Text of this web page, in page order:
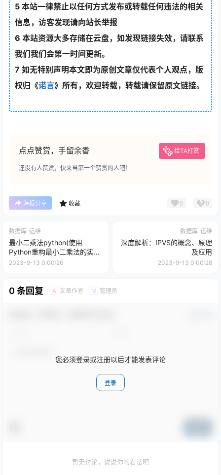
5本站一律禁止以任何方式发布或转载任何违法的相关
信息，访客发现请向站长举报
6 本站资源大多存储在云盘，如发现链接失效，请联系
我们我们会第一时间更新。
7 如无特别声明本文即为原创文章仅代表个人观点，版
权归《诺言》所有，欢迎转载，转载请保留原文链接。
点点赞赏，手留余香 给TA打赏
还没有人赞赏，快来当第一个赞赏的人吧！
海报分享 收藏 0 0
数据库 运维
最小二乘法python(使用
Python重构最小二乘法的实现
方案)
2023-9-13 0:00:26
数据库 运维
深度解析：IPVS的概念、原理
及应用
2023-9-13 0:00:28
0 条回复 A 文章作者 M 管理员
您必须登录或注册以后才能发表评论
登录
暂无讨论，说说你的看法吧